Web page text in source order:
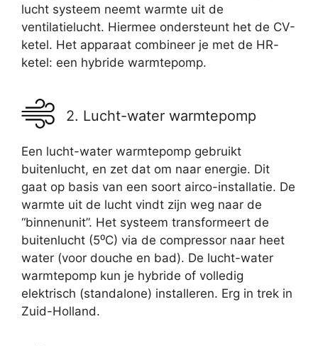
lucht systeem neemt warmte uit de
ventilatielucht. Hiermee ondersteunt het de CV-
ketel. Het apparaat combineer je met de HR-
ketel: een hybride warmtepomp.
2. Lucht-water warmtepomp
Een lucht-water warmtepomp gebruikt
buitenlucht, en zet dat om naar energie. Dit
gaat op basis van een soort airco-installatie. De
warmte uit de lucht vindt zijn weg naar de
“binnenunit”. Het systeem transformeert de
buitenlucht (5⁰C) via de compressor naar heet
water (voor douche en bad). De lucht-water
warmtepomp kun je hybride of volledig
elektrisch (standalone) installeren. Erg in trek in
Zuid-Holland.